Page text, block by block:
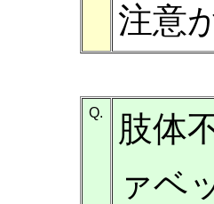
注意
Q.
肢体
ァベ